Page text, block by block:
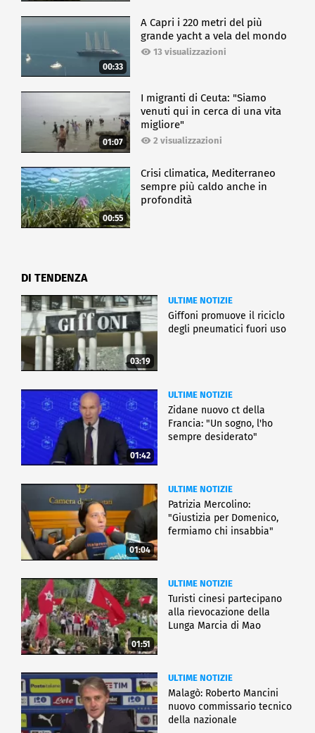
00:33
A Capri i 220 metri del più
grande yacht a vela del mondo
13 visualizzazioni
01:07
I migranti di Ceuta: "Siamo
venuti qui in cerca di una vita
migliore"
2 visualizzazioni
00:55
Crisi climatica, Mediterraneo
sempre più caldo anche in
profondità
DI TENDENZA
03:19
ULTIME NOTIZIE
Giffoni promuove il riciclo
degli pneumatici fuori uso
01:42
ULTIME NOTIZIE
Zidane nuovo ct della
Francia: "Un sogno, l'ho
sempre desiderato"
01:04
ULTIME NOTIZIE
Patrizia Mercolino:
"Giustizia per Domenico,
fermiamo chi insabbia"
01:51
ULTIME NOTIZIE
Turisti cinesi partecipano
alla rievocazione della
Lunga Marcia di Mao
ULTIME NOTIZIE
Malagò: Roberto Mancini
nuovo commissario tecnico
della nazionale